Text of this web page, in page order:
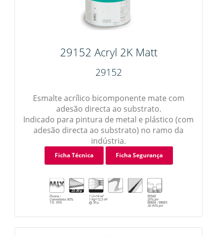
29152 Acryl 2K Matt
29152
Esmalte acrílico bicomponente mate com
adesão directa ao substrato.
Indicado para pintura de metal e plástico (com
adesão directa ao substrato) no ramo da
indústria.
Ficha Técnica Ficha Segurança